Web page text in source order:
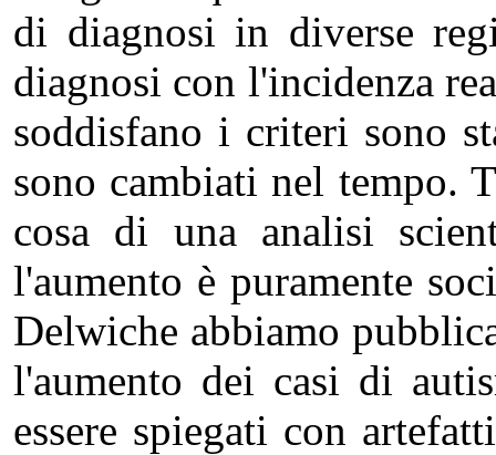
di diagnosi in diverse
diagnosi con l'incidenza
soddisfano i criteri sono
sono cambiati nel tempo.
cosa di una analisi
l'aumento è puramente
Delwiche abbiamo
l'aumento dei casi di
essere spiegati con